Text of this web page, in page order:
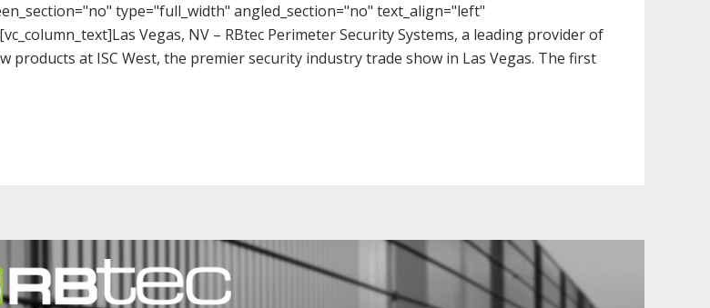
type="full_width" angled_section="no" text_align="left"
Vegas, NV – RBtec Perimeter Security Systems, a leading provider of
products at ISC West, the premier security industry trade show in Las Vegas. The first